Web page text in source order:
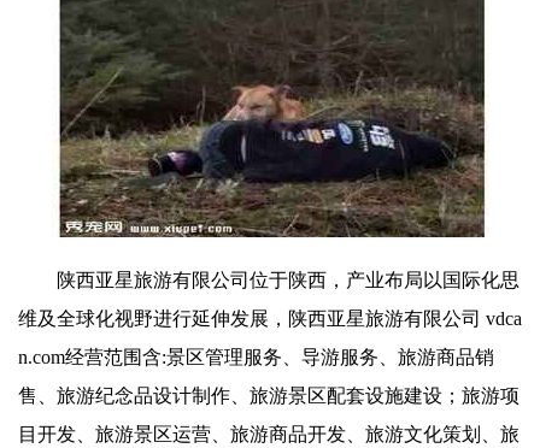
陕西亚星旅游有限公司位于陕西，产业布局以国际化思
维及全球化视野进行延伸发展，陕西亚星旅游有限公司 vdca
n.com经营范围含:景区管理服务、导游服务、旅游商品销
售、旅游纪念品设计制作、旅游景区配套设施建设；旅游项
目开发、旅游景区运营、旅游商品开发、旅游文化策划、旅